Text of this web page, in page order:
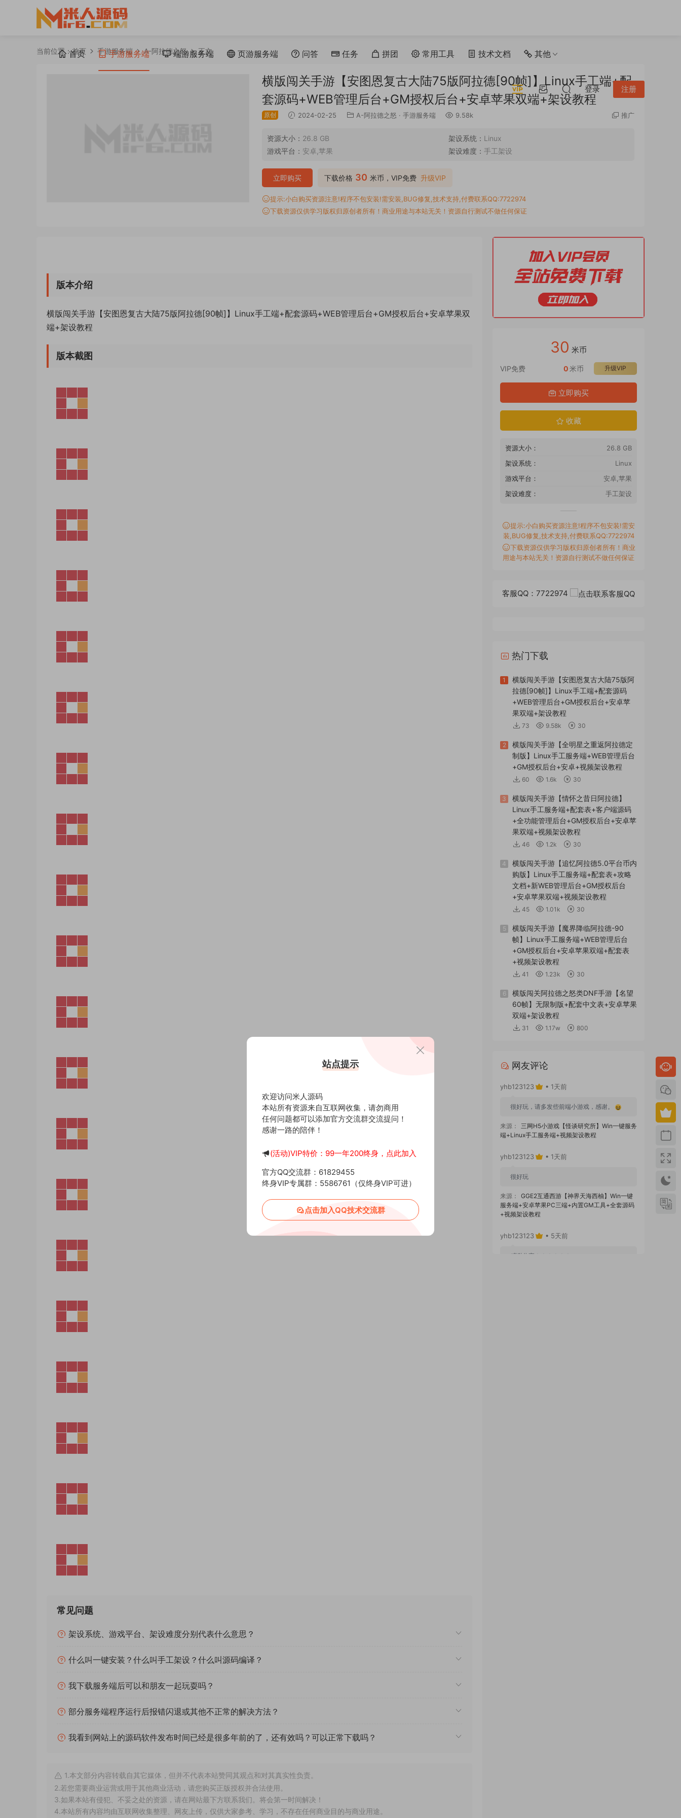
首页 手游服务端 端游服务端 页游服务端 问答 任务 拼团 常用工具 技术文档 其他
登录 注册
当前位置：首页 手游服务端 A-阿拉德之怒 正文
横版闯关手游【安图恩复古大陆75版阿拉德[90帧]】Linux手工端+配
套源码+WEB管理后台+GM授权后台+安卓苹果双端+架设教程
原创 2024-02-25 A-阿拉德之怒 · 手游服务端 9.58k 推广
资源大小： 26.8 GB 架设系统： Linux
游戏平台： 安卓,苹果 架设难度： 手工架设
下载价格 30 米币，VIP免费 升级VIP
立即购买
提示:小白购买资源注意!程序不包安装!需安装,BUG修复,技术支持,付费联系QQ:7722974
下载资源仅供学习版权归原创者所有！商业用途与本站无关！资源自行测试不做任何保证
版本介绍
横版闯关手游【安图恩复古大陆75版阿拉德[90帧]】Linux手工端+配套源码+WEB管理后台+GM授权后台+安卓苹果双
端+架设教程
版本截图
常见问题
架设系统、游戏平台、架设难度分别代表什么意思？
什么叫一键安装？什么叫手工架设？什么叫源码编译？
我下载服务端后可以和朋友一起玩耍吗？
部分服务端程序运行后报错闪退或其他不正常的解决方法？
我看到网站上的源码软件发布时间已经是很多年前的了，还有效吗？可以正常下载吗？
1.本文部分内容转载自其它媒体，但并不代表本站赞同其观点和对其真实性负责。
2.若您需要商业运营或用于其他商业活动，请您购买正版授权并合法使用。
3.如果本站有侵犯、不妥之处的资源，请在网站最下方联系我们。将会第一时间解决！
4.本站所有内容均由互联网收集整理、网友上传，仅供大家参考、学习，不存在任何商业目的与商业用途。
30 米币
VIP免费 升级VIP
0米币
立即购买
收藏
资源大小：
26.8 GB
架设系统：
Linux
游戏平台：
安卓,苹果
架设难度：
手工架设
提示:小白购买资源注意!程序不包安装!需安
装,BUG修复,技术支持,付费联系QQ:7722974
下载资源仅供学习版权归原创者所有！商业
用途与本站无关！资源自行测试不做任何保证
客服QQ：7722974
热门下载
1
横版闯关手游【安图恩复古大陆75版阿
拉德[90帧]】Linux手工端+配套源码
+WEB管理后台+GM授权后台+安卓苹
果双端+架设教程
73 9.58k 30
2
横版闯关手游【全明星之重返阿拉德定
制版】Linux手工服务端+WEB管理后台
+GM授权后台+安卓+视频架设教程
60 1.6k 30
3
横版闯关手游【情怀之昔日阿拉德】
Linux手工服务端+配套表+客户端源码
+全功能管理后台+GM授权后台+安卓苹
果双端+视频架设教程
46 1.2k 30
4
横版闯关手游【追忆阿拉德5.0平台币内
购版】Linux手工服务端+配套表+攻略
文档+新WEB管理后台+GM授权后台
+安卓苹果双端+视频架设教程
45 1.01k 30
5
横版闯关手游【魔界降临阿拉德-90
帧】Linux手工服务端+WEB管理后台
+GM授权后台+安卓苹果双端+配套表
+视频架设教程
41 1.23k 30
6
横版闯关阿拉德之怒类DNF手游【名望
60帧】无限制版+配套中文表+安卓苹果
双端+架设教程
31 1.17w 800
网友评论
yhb123123 • 1天前
很好玩，请多发些前端小游戏，感谢。
来源：
三网H5小游戏【怪谈研究所】Win一键服务
端+Linux手工服务端+视频架设教程
yhb123123 • 1天前
很好玩
来源：
GGE2互通西游【神界天海西柚】Win一键
服务端+安卓苹果PC三端+内置GM工具+全套源码
+视频架设教程
yhb123123 • 5天前
感谢分享！！！！！！
站点提示
欢迎访问米人源码
本站所有资源来自互联网收集，请勿商用
任何问题都可以添加官方交流群交流提问！
感谢一路的陪伴！
(活动)VIP特价：99一年200终身，点此加入
官方QQ交流群：61829455
终身VIP专属群：5586761（仅终身VIP可进）
点击加入QQ技术交流群